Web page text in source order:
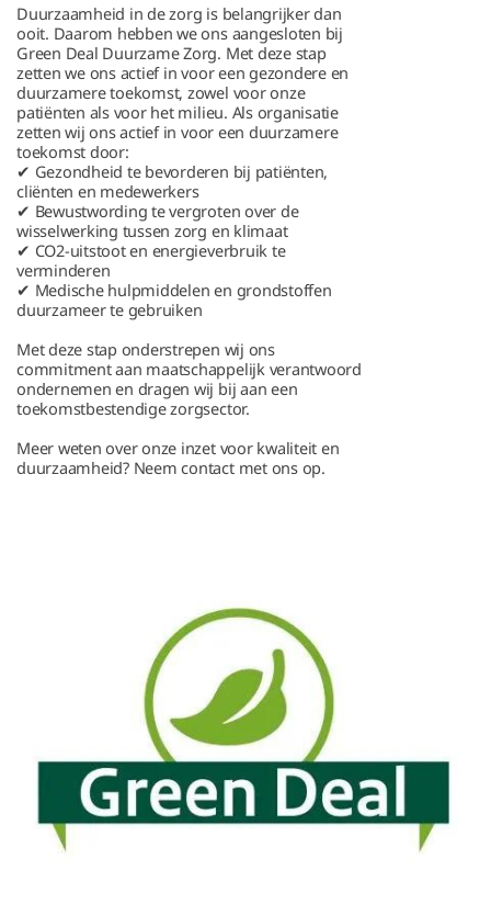
Duurzaamheid in de zorg is belangrijker dan
ooit. Daarom hebben we ons aangesloten bij
Green Deal Duurzame Zorg. Met deze stap
zetten we ons actief in voor een gezondere en
duurzamere toekomst, zowel voor onze
patiënten als voor het milieu. Als organisatie
zetten wij ons actief in voor een duurzamere
toekomst door:
✔ Gezondheid te bevorderen bij patiënten,
cliënten en medewerkers
✔ Bewustwording te vergroten over de
wisselwerking tussen zorg en klimaat
✔ CO2-uitstoot en energieverbruik te
verminderen
✔ Medische hulpmiddelen en grondstoffen
duurzameer te gebruiken
Met deze stap onderstrepen wij ons
commitment aan maatschappelijk verantwoord
ondernemen en dragen wij bij aan een
toekomstbestendige zorgsector.
Meer weten over onze inzet voor kwaliteit en
duurzaamheid? Neem contact met ons op.